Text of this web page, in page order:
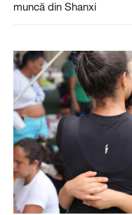
muncă din Shanxi